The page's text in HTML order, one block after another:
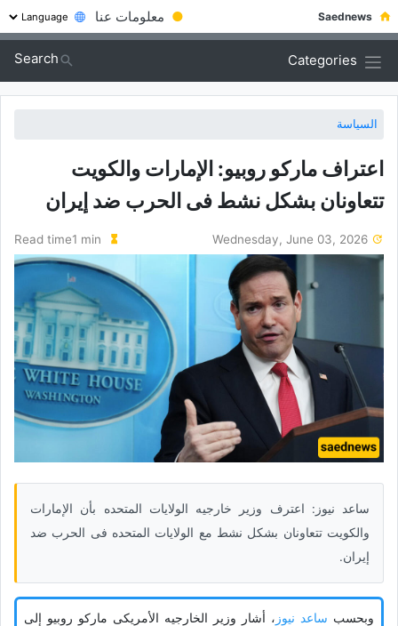
Saednews
● معلومات عنا
Categories
Search
السياسة
اعتراف مارکو روبیو: الإمارات والکویت
تتعاونان بشکل نشط فی الحرب ضد إیران
ساعد نیوز: اعترف وزیر خارجیه الولایات المتحده بأن الإمارات
والکویت تتعاونان بشکل نشط مع الولایات المتحده فی الحرب ضد
إیران.
وبحسب ساعد نیوز ، أشار وزیر الخارجیه الأمریکی مارکو روبیو إلى